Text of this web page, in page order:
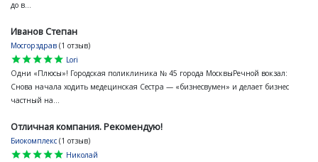
до в...
Иванов Степан
Мосгорздрав (1 отзыв)
star
star
star
star
star
Lori
Одни «Плюсы»! Городская поликлиника № 45 города МосквыРечной вокзал:
Снова начала ходить медецинская Сестра — «бизнесвумен» и делает бизнес
частный на...
Отличная компания. Рекомендую!
Биокомплекс (1 отзыв)
star
star
star
star
star
Николай